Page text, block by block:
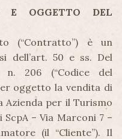
E OGGETTO DEL
(“Contratto”) è un
dell’art. 50 e ss. Del
n. 206 (“Codice del
oggetto la vendita di
per il Turismo
ScpA – Via Marconi 7 –
(il “Cliente”). Il